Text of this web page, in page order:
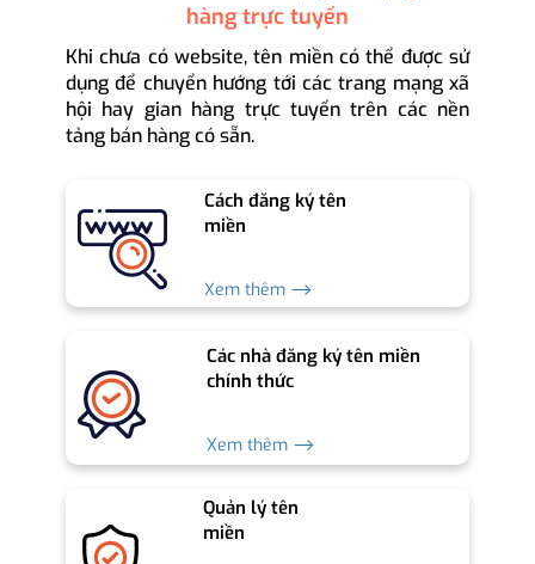
hàng trực tuyến
Khi chưa có website, tên miền có thể được sử
dụng để chuyển hướng tới các trang mạng xã
hội hay gian hàng trực tuyến trên các nền
tảng bán hàng có sẵn.
Cách đăng ký tên
miền
Xem thêm ⟶
Các nhà đăng ký tên miền
chính thức
Xem thêm ⟶
Quản lý tên
miền